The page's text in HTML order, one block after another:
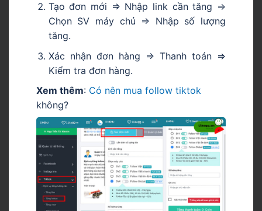
Tạo đơn mới => Nhập link cần tăng =>
Chọn SV máy chủ => Nhập số lượng
tăng.
Xác nhận đơn hàng => Thanh toán =>
Kiểm tra đơn hàng.
Xem thêm: Có nên mua follow tiktok
không?